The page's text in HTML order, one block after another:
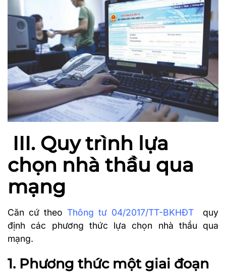
III. Quy trình lựa
chọn nhà thầu qua
mạng
Căn cứ theo Thông tư 04/2017/TT-BKHĐT
quy
định các phương thức lựa chọn nhà thầu qua
mạng.
1. Phương thức một giai đoạn